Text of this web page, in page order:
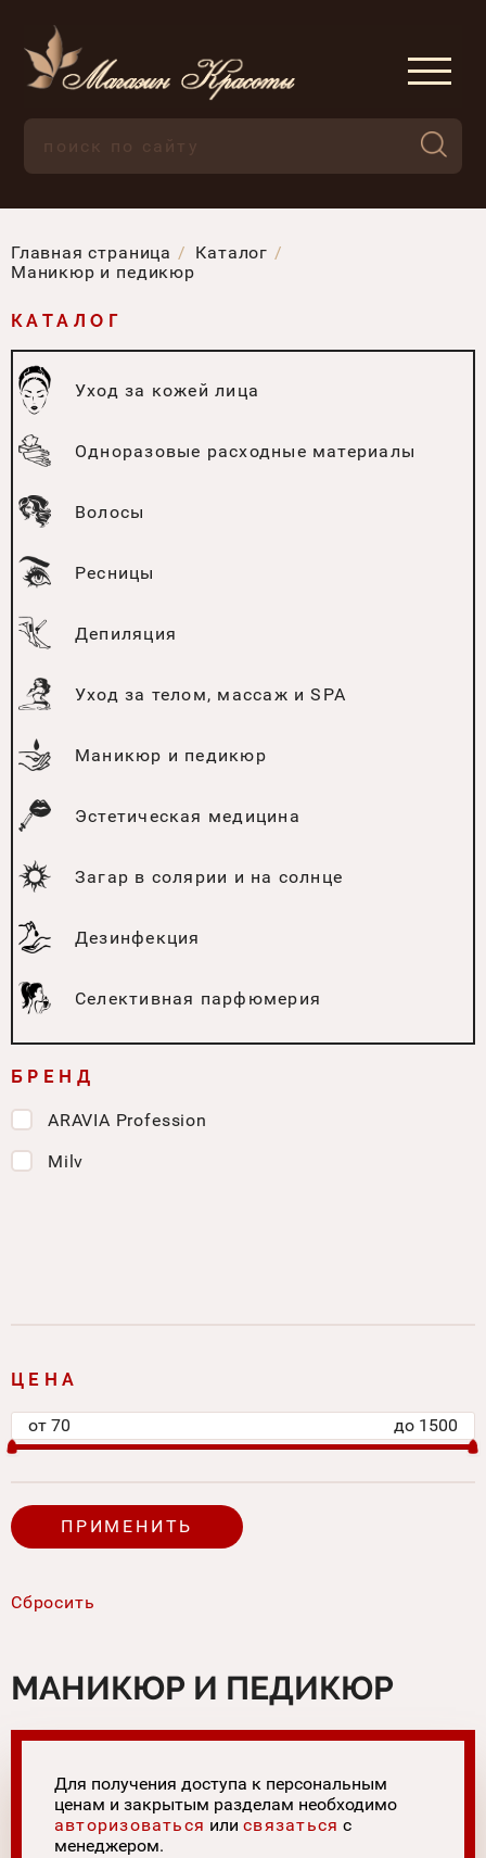
Главная страница
Каталог
Маникюр и педикюр
КАТАЛОГ
Уход за кожей лица
Одноразовые расходные материалы
Волосы
Ресницы
Депиляция
Уход за телом, массаж и SPA
Маникюр и педикюр
Эстетическая медицина
Загар в солярии и на солнце
Дезинфекция
Селективная парфюмерия
БРЕНД
ARAVIA Profession
Milv
ЦЕНА
от 70 до 1500
МАНИКЮР И ПЕДИКЮР
Для получения доступа к персональным
ценам и закрытым разделам необходимо
авторизоваться илисвязаться с
менеджером.